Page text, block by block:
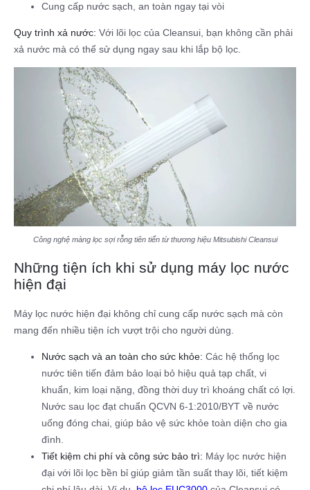
Cung cấp nước sạch, an toàn ngay tại vòi
Quy trình xả nước: Với lõi lọc của Cleansui, bạn không cần phải
xả nước mà có thể sử dụng ngay sau khi lắp bộ lọc.
Công nghệ màng lọc sợi rỗng tiên tiến từ thương hiệu Mitsubishi Cleansui
Những tiện ích khi sử dụng máy lọc nước
hiện đại
Máy lọc nước hiện đại không chỉ cung cấp nước sạch mà còn
mang đến nhiều tiện ích vượt trội cho người dùng.
Nước sạch và an toàn cho sức khỏe: Các hệ thống lọc
nước tiên tiến đảm bảo loại bỏ hiệu quả tạp chất, vi
khuẩn, kim loại nặng, đồng thời duy trì khoáng chất có lợi.
Nước sau lọc đạt chuẩn QCVN 6-1:2010/BYT về nước
uống đóng chai, giúp bảo vệ sức khỏe toàn diện cho gia
đình.
Tiết kiệm chi phí và công sức bảo trì: Máy lọc nước hiện
đại với lõi lọc bền bỉ giúp giảm tần suất thay lõi, tiết kiệm